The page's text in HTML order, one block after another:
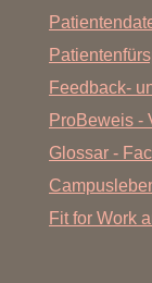
Feedback-
ProBeweis -
Glossar -
Fit for Work